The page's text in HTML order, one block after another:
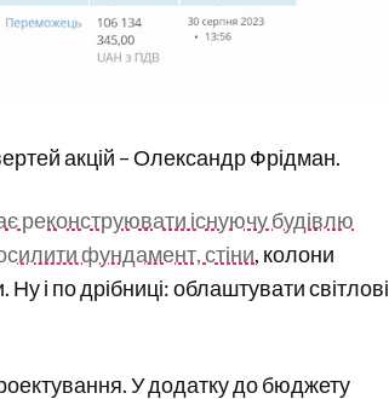
акцій – Олександр Фрідман.
реконструювати існуючу будівлю
фундамент, стіни, колони
і по дрібниці: облаштувати світлові
У додатку до бюджету